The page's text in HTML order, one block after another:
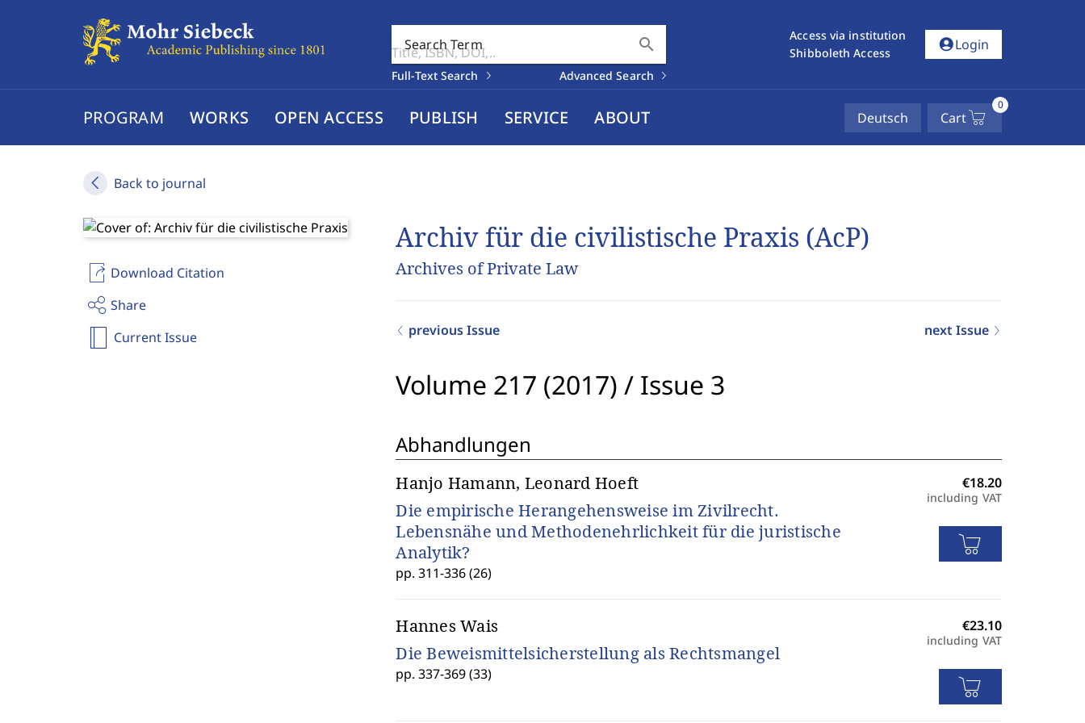
Search Term search
Full-Text Search Advanced Search
Access via institution
Shibboleth Access
account_circleLogin
PROGRAM WORKS OPEN ACCESS PUBLISH SERVICE ABOUT Deutsch Cart
0
Back to journal
Download Citation
Share
Current Issue
Archiv für die civilistische Praxis (AcP)
Archives of Private Law
previous Issue next Issue
Volume 217 (2017) / Issue 3
Abhandlungen
Hanjo Hamann, Leonard Hoeft
Die empirische Herangehensweise im Zivilrecht.
Lebensnähe und Methodenehrlichkeit für die juristische
Analytik?
pp. 311-336 (26)
including VAT
Hannes Wais
Die Beweismittelsicherstellung als Rechtsmangel
pp. 337-369 (33)
including VAT